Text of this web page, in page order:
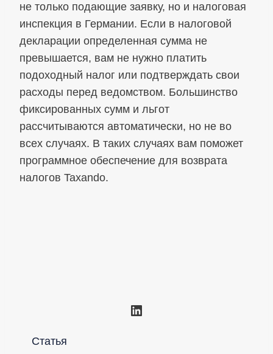
не только подающие заявку, но и налоговая
инспекция в Германии. Если в налоговой
декларации определенная сумма не
превышается, вам не нужно платить
подоходный налог или подтверждать свои
расходы перед ведомством. Большинство
фиксированных сумм и льгот
рассчитываются автоматически, но не во
всех случаях. В таких случаях вам поможет
программное обеспечение для возврата
налогов Taxando.
LinkedIn
Статья